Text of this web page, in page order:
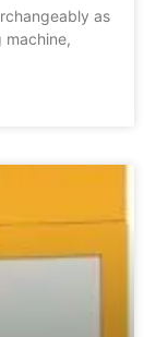
as
machine,